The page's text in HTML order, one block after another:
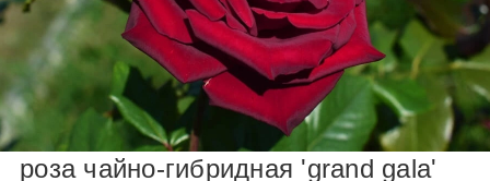
роза чайно-гибридная 'grand gala'